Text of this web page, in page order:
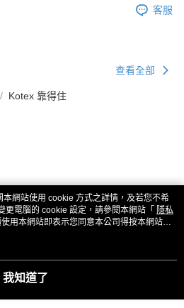
客服
查看全部
Kotex 靠得住
網站使用 cookie 方式之詳情，及若您不希
更電腦的 cookie 設定，請參閱本網站「 隱私
用本網站即表示您同意本公司得按本網站使
我知道了